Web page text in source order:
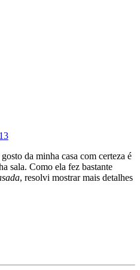
da minha casa com certeza é
sala. Como ela fez bastante
, resolvi mostrar mais detalhes